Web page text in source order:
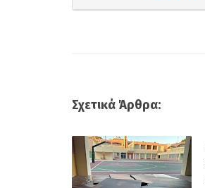
Σχετικά Άρθρα: